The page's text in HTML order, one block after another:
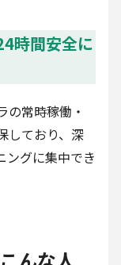
時間安全に
の常時稼働・
しており、深
ングに集中でき